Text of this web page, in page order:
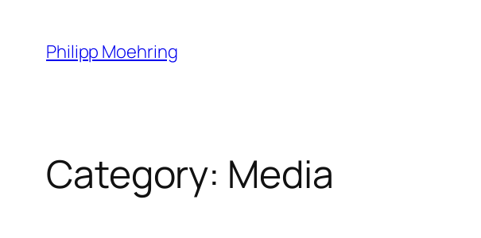
content
Philipp Moehring
Category: Media